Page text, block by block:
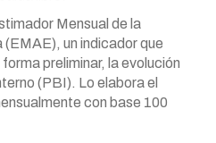
Mensual de la
un indicador que
preliminar, la evolución
(PBI). Lo elabora el
con base 100